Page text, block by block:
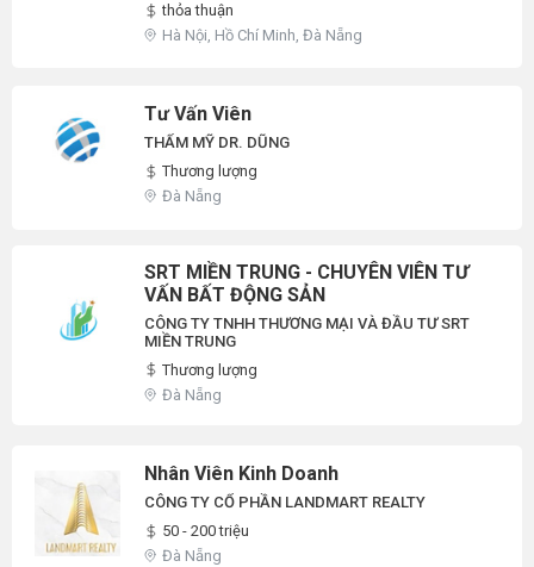
thỏa thuận
Hà Nội, Hồ Chí Minh, Đà Nẵng
Tư Vấn Viên
THẨM MỸ DR. DŨNG
Thương lượng
Đà Nẵng
SRT MIỀN TRUNG - CHUYÊN VIÊN TƯ
VẤN BẤT ĐỘNG SẢN
CÔNG TY TNHH THƯƠNG MẠI VÀ ĐẦU TƯ SRT
MIỀN TRUNG
Thương lượng
Đà Nẵng
Nhân Viên Kinh Doanh
CÔNG TY CỔ PHẦN LANDMART REALTY
50 - 200 triệu
Đà Nẵng